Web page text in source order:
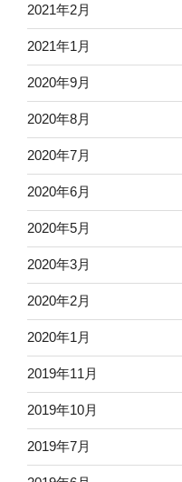
2021年2月
2021年1月
2020年9月
2020年8月
2020年7月
2020年6月
2020年5月
2020年3月
2020年2月
2020年1月
2019年11月
2019年10月
2019年7月